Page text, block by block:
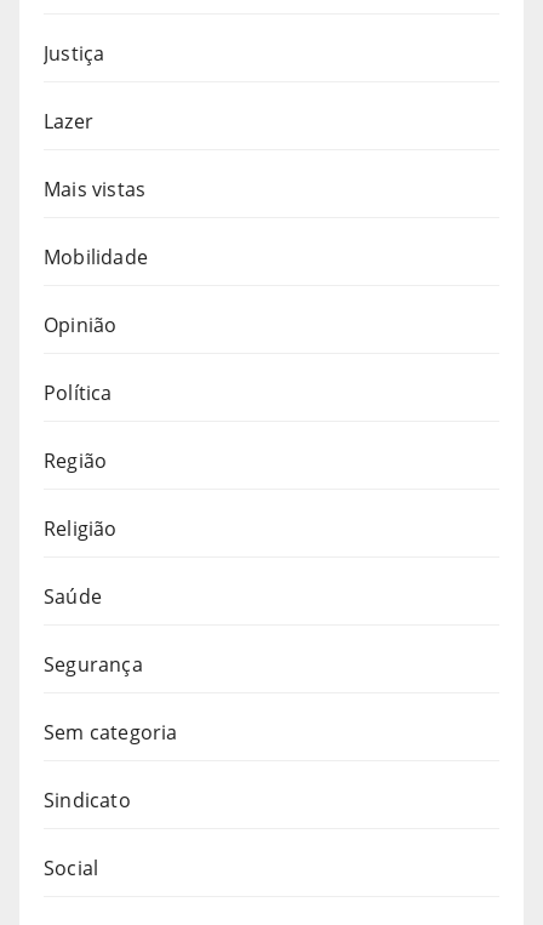
Justiça
Lazer
Mais vistas
Mobilidade
Opinião
Política
Região
Religião
Saúde
Segurança
Sem categoria
Sindicato
Social